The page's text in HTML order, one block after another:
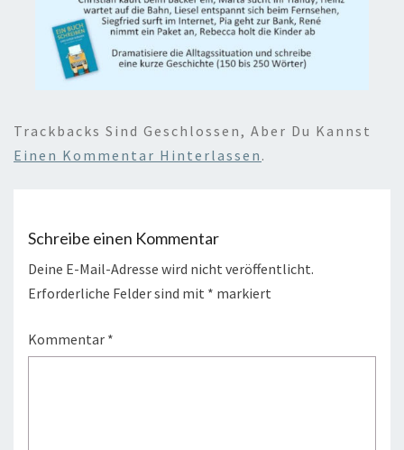
Trackbacks Sind Geschlossen, Aber Du Kannst
Einen Kommentar Hinterlassen .
Schreibe einen Kommentar
Deine E-Mail-Adresse wird nicht veröffentlicht.
Erforderliche Felder sind mit * markiert
Kommentar *